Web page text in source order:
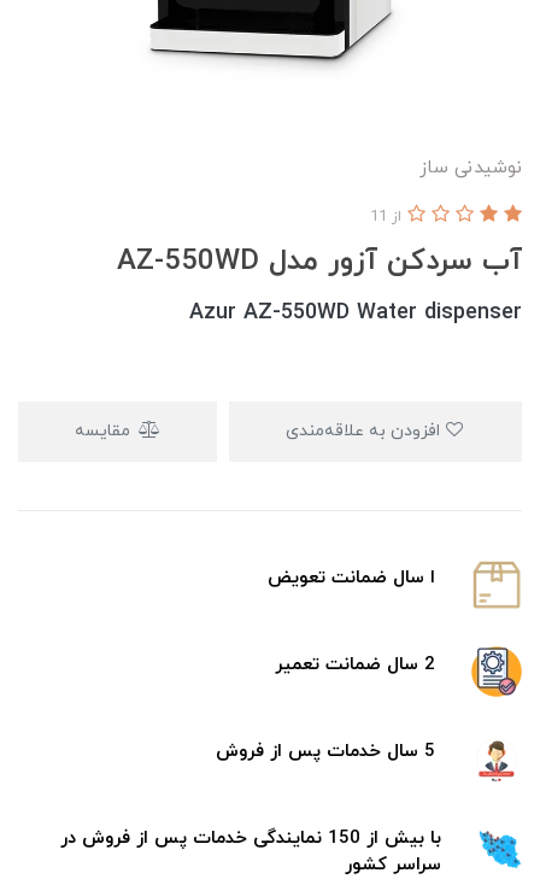
نوشیدنی ساز
آب سردکن آزور مدل AZ-550WD
از 11
Azur AZ-550WD Water dispenser
مقایسه
ا سال ضمانت تعویض
2 سال ضمانت تعمیر
5 سال خدمات پس از فروش
با بیش از 150 نمایندگی خدمات پس از فروش در
سراسر کشور